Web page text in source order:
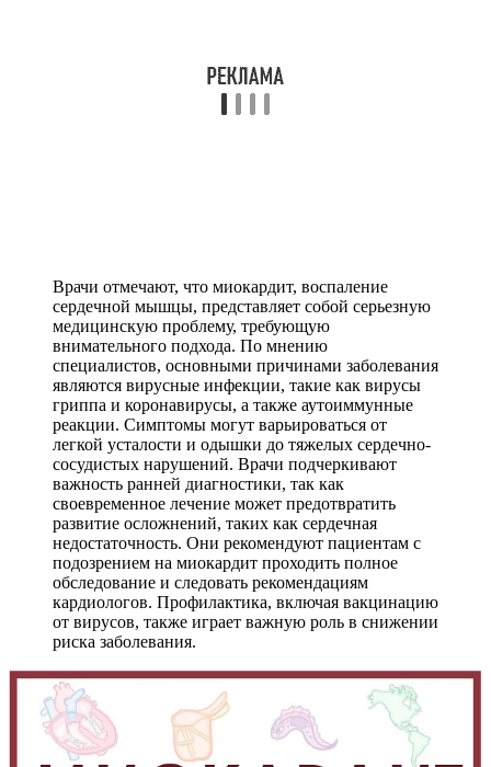
Врачи отмечают, что миокардит, воспаление
сердечной мышцы, представляет собой серьезную
медицинскую проблему, требующую
внимательного подхода. По мнению
специалистов, основными причинами заболевания
являются вирусные инфекции, такие как вирусы
гриппа и коронавирусы, а также аутоиммунные
реакции. Симптомы могут варьироваться от
легкой усталости и одышки до тяжелых сердечно-
сосудистых нарушений. Врачи подчеркивают
важность ранней диагностики, так как
своевременное лечение может предотвратить
развитие осложнений, таких как сердечная
недостаточность. Они рекомендуют пациентам с
подозрением на миокардит проходить полное
обследование и следовать рекомендациям
кардиологов. Профилактика, включая вакцинацию
от вирусов, также играет важную роль в снижении
риска заболевания.